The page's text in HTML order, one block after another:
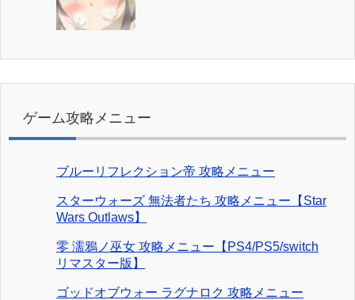
ゲーム攻略メニュー
ブルーリフレクション帝 攻略メニュー
スターウォーズ 無法者たち 攻略メニュー【Star
Wars Outlaws】
零 濡鴉ノ巫女 攻略メニュー【PS4/PS5/switch
リマスター版】
ゴッドオブウォー ラグナロク 攻略メニュー